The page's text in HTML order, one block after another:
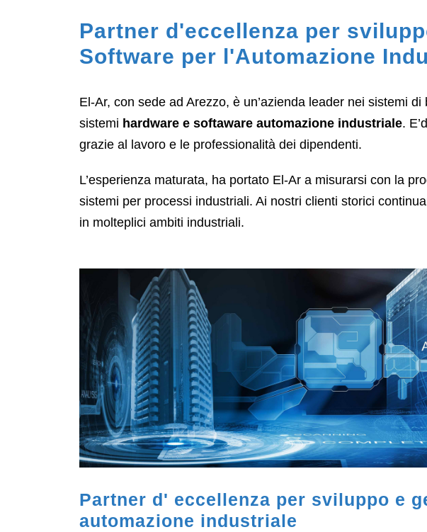
Partner d'eccellenza per
Software per l'Automazione
El-Ar, con sede ad Arezzo, è un’azienda leader nei sistemi
sistemi hardware e softaware automazione industriale.
grazie al lavoro e le professionalità dei dipendenti.
L’esperienza maturata, ha portato El-Ar a misurarsi con la
sistemi per processi industriali. Ai nostri clienti storici
in molteplici ambiti industriali.
Partner d' eccellenza per sviluppo e
automazione industriale